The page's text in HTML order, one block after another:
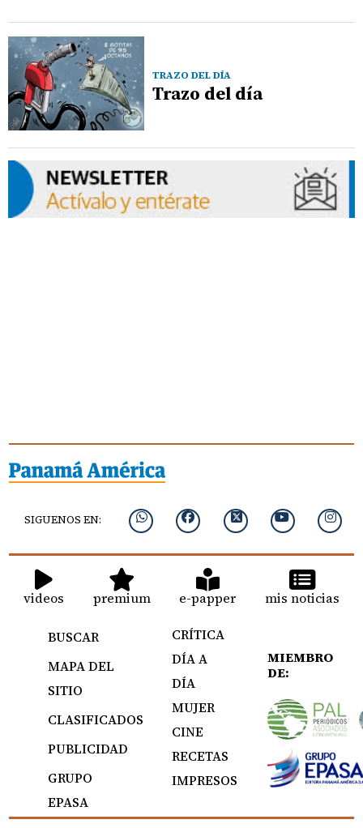
TRAZO DEL DÍA
Trazo del día
SIGUENOS EN:
videos premium e-papper mis noticias
BUSCAR
MAPA DEL
SITIO
CLASIFICADOS
PUBLICIDAD
GRUPO
EPASA
CRÍTICA
DÍA A
DÍA
MUJER
CINE
RECETAS
IMPRESOS
MIEMBRO
DE: